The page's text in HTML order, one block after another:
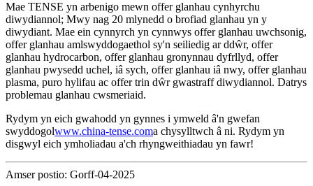
Mae TENSE yn arbenigo mewn offer glanhau cynhyrchu
diwydiannol; Mwy nag 20 mlynedd o brofiad glanhau yn y
diwydiant. Mae ein cynnyrch yn cynnwys offer glanhau uwchsonig,
offer glanhau amlswyddogaethol sy'n seiliedig ar ddŵr, offer
glanhau hydrocarbon, offer glanhau gronynnau dyfrllyd, offer
glanhau pwysedd uchel, iâ sych, offer glanhau iâ nwy, offer glanhau
plasma, puro hylifau ac offer trin dŵr gwastraff diwydiannol. Datrys
problemau glanhau cwsmeriaid.
Rydym yn eich gwahodd yn gynnes i ymweld â'n gwefan
swyddogolwww.china-tense.coma chysylltwch â ni. Rydym yn
disgwyl eich ymholiadau a'ch rhyngweithiadau yn fawr!
Amser postio: Gorff-04-2025